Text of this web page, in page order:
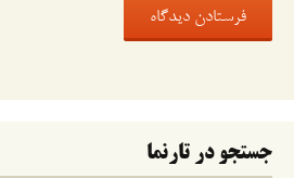
جستجو در تارنما